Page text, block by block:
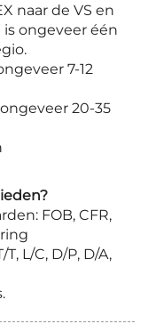
naar de VS en
is ongeveer één
7-12
20-35
FOB, CFR,
L/C, D/P, D/A,